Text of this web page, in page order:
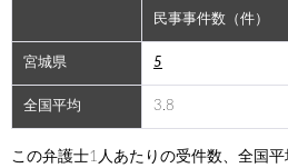
民事事件数（件）
宮城県 5
全国平均 3.8
この弁護士1人あたりの受件数、全国